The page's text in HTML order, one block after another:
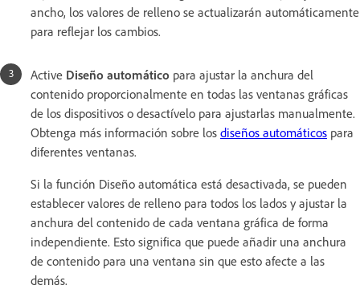
ancho, los valores de relleno se actualizarán automáticamente
para reflejar los cambios.
Active Diseño automático para ajustar la anchura del
contenido proporcionalmente en todas las ventanas gráficas
de los dispositivos o desactívelo para ajustarlas manualmente.
Obtenga más información sobre los diseños automáticos para
diferentes ventanas.
Si la función Diseño automática está desactivada, se pueden
establecer valores de relleno para todos los lados y ajustar la
anchura del contenido de cada ventana gráfica de forma
independiente. Esto significa que puede añadir una anchura
de contenido para una ventana sin que esto afecte a las
demás.